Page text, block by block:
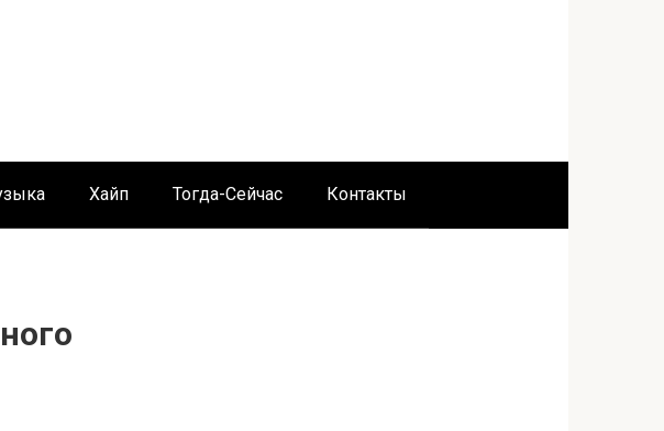
Хайп Тогда-Сейчас Контакты